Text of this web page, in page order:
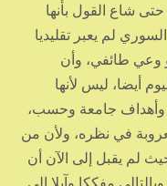
شاع القول بأنها
لم يعبر تقليديا
وعي طائفي، وأن
أيضا، ليس لأنها
وأهداف جامعة وحسب،
في نظره، ولأن من
لم يقبل إلى الآن أن
مفككا وآيلا إلى